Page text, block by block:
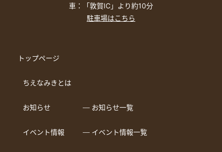
車：「敦賀IC」より約10分
駐車場はこちら
トップページ
ちえなみきとは
お知らせ ― お知らせ一覧
イベント情報 ― イベント情報一覧